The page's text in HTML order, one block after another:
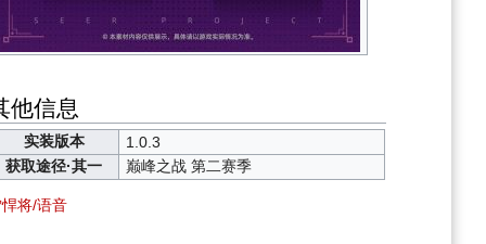
他信息
实装版本
1.0.3
获取途径·其一
巅峰之战 第二赛季
将/语音